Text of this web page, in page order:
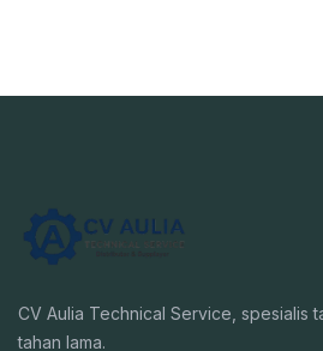
CV Aulia Technical Service, spesialis
tahan lama.